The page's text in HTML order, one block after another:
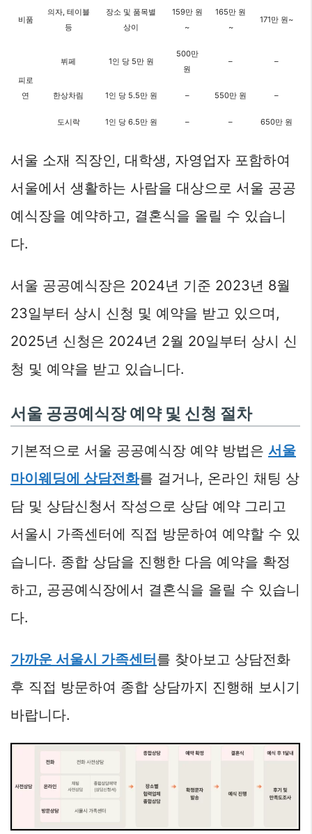
비품
의자, 테이블
등
장소 및 품목별
상이
159만 원
~
165만 원
~
171만 원~
피로
연
뷔페 1인 당 5만 원
500만
원
– –
한상차림 1인 당 5.5만 원 – 550만 원 –
도시락 1인 당 6.5만 원 – – 650만 원
서울 소재 직장인, 대학생, 자영업자 포함하여
서울에서 생활하는 사람을 대상으로 서울 공공
예식장을 예약하고, 결혼식을 올릴 수 있습니
다.
서울 공공예식장은 2024년 기준 2023년 8월
23일부터 상시 신청 및 예약을 받고 있으며,
2025년 신청은 2024년 2월 20일부터 상시 신
청 및 예약을 받고 있습니다.
서울 공공예식장 예약 및 신청 절차
기본적으로 서울 공공예식장 예약 방법은 서울
마이웨딩에 상담전화를 걸거나, 온라인 채팅 상
담 및 상담신청서 작성으로 상담 예약 그리고
서울시 가족센터에 직접 방문하여 예약할 수 있
습니다. 종합 상담을 진행한 다음 예약을 확정
하고, 공공예식장에서 결혼식을 올릴 수 있습니
다.
가까운 서울시 가족센터 를 찾아보고 상담전화
후 직접 방문하여 종합 상담까지 진행해 보시기
바랍니다.